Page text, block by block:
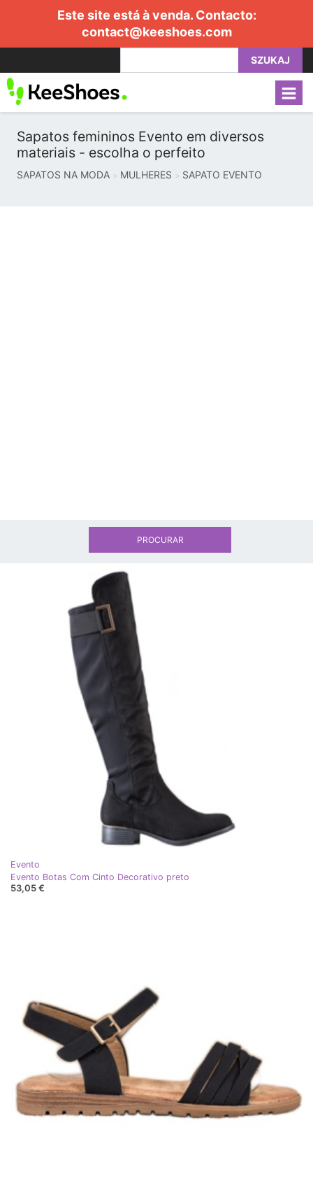
Este site está à venda. Contacto:
contact@keeshoes.com
SZUKAJ
Sapatos femininos Evento em diversos
materiais - escolha o perfeito
SAPATOS NA MODA MULHERES SAPATO EVENTO
Evento
Evento Botas Com Cinto Decorativo preto
53,05 €
PROCURAR